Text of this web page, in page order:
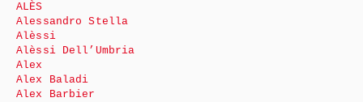
ALÈS
Alessandro Stella
Alèssi
Alèssi Dell’Umbria
Alex
Alex Baladi
Alex Barbier